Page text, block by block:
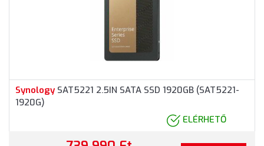
Synology SAT5221 2.5IN SATA SSD 1920GB (SAT5221-
1920G)
ELÉRHETŐ